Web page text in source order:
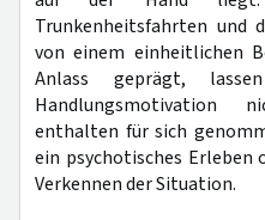
Trunkenheitsfahrten und
von einem einheitlichen
Anlass geprägt,
Handlungsmotivation
enthalten für sich
ein psychotisches Erleben
Verkennen der Situation.